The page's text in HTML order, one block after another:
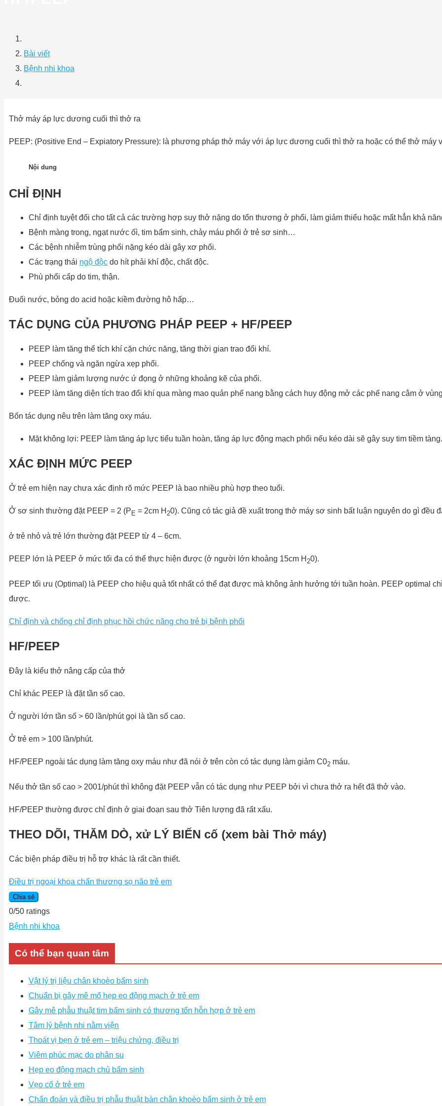
Bài viết
Bệnh nhi khoa
Thở máy áp lực dương cuối thì thở ra
PEEP: (Positive End – Expiatory Pressure): là phương pháp thở máy với áp lực dương cuối thì thở ra hoặc có thể thở máy
Nội dung
CHỈ ĐỊNH
Chỉ định tuyệt đối cho tất cả các trường hợp suy thở nặng do tổn thương ở phổi, làm giảm thiểu hoặc mất hẳn khả
Bệnh màng trong, ngạt nước ốì, tim bẩm sinh, chảy máu phổi ở trẻ sơ sinh…
Các bệnh nhiễm trùng phổi nặng kéo dài gây xơ phổi.
Các trạng thái ngộ độc do hít phải khí độc, chất độc.
Phù phổi cấp do tim, thận.
Đuối nước, bỏng do acid hoặc kiềm đường hô hấp…
TÁC DỤNG CỦA PHƯƠNG PHÁP PEEP + HF/PEEP
PEEP làm tăng thể tích khí cặn chức năng, tăng thời gian trao đổi khí.
PEEP chống và ngăn ngừa xẹp phổi.
PEEP làm giảm lượng nước ứ đọng ở những khoảng kẽ của phổi.
PEEP làm tăng diện tích trao đổi khí qua màng mao quản phế nang bằng cách huy động mở các phế nang câm ở
Bốn tác dụng nêu trên làm tăng oxy máu.
Mặt không lợi: PEEP làm tăng áp lực tiểu tuần hoàn, tăng áp lực động mạch phổi nếu kéo dài sẽ gây suy tim tiềm tàng.
XÁC ĐỊNH MỨC PEEP
Ở trẻ em hiện nay chưa xác định rõ mức PEEP là bao nhiều phù hợp theo tuổi.
Ở sơ sinh thường đặt PEEP = 2 (P E = 2cm H 20). Cũng có tác giả đề xuất trong thở máy sơ sinh bất luận nguyên do gì đều
ở trẻ nhỏ và trẻ lớn thường đặt PEEP từ 4 – 6cm.
PEEP lớn là PEEP ở mức tối đa có thể thực hiện được (ở người lớn khoảng 15cm H 20).
PEEP tối ưu (Optimal) là PEEP cho hiệu quả tốt nhất có thể đạt được mà không ảnh hưởng tới tuần hoàn. PEEP optimal
được.
Chỉ định và chống chỉ định phục hồi chức năng cho trẻ bị bệnh phổi
HF/PEEP
Đây là kiểu thở nâng cấp của thở
Chỉ khác PEEP là đặt tần số cao.
Ở người lớn tần số > 60 lần/phút gọi là tần số cao.
Ở trẻ em > 100 lần/phút.
HF/PEEP ngoài tác dụng làm tăng oxy máu như đã nói ở trên còn có tác dụng làm giảm C02 máu.
Nếu thở tần số cao > 2001/phút thì không đặt PEEP vẫn có tác dụng như PEEP bởi vì chưa thở ra hết đã thở vào.
HF/PEEP thường được chỉ định ở giai đoạn sau thở Tiên lượng đã rất xấu.
THEO DÕI, THĂM DÒ, xử LÝ BIẾN cố (xem bài Thở máy)
Các biện pháp điều trị hỗ trợ khác là rất cần thiết.
Điều trị ngoại khoa chấn thương sọ não trẻ em
Chia sẻ
0/50 ratings
Bệnh nhi khoa
Có thể bạn quan tâm
Vật lý trị liệu chân khoèo bẩm sinh
Chuẩn bị gây mê mổ hẹp eo động mạch ở trẻ em
Gây mê phẫu thuật tim bẩm sinh có thương tổn hỗn hợp ở trẻ em
Tâm lý bệnh nhi nằm viện
Thoát vị bẹn ở trẻ em – triệu chứng, điều trị
Viêm phúc mạc do phân su
Hẹp eo động mạch chủ bẩm sinh
Vẹo cổ ở trẻ em
Chẩn đoán và điều trị phẫu thuật bàn chân khoèo bẩm sinh ở trẻ em